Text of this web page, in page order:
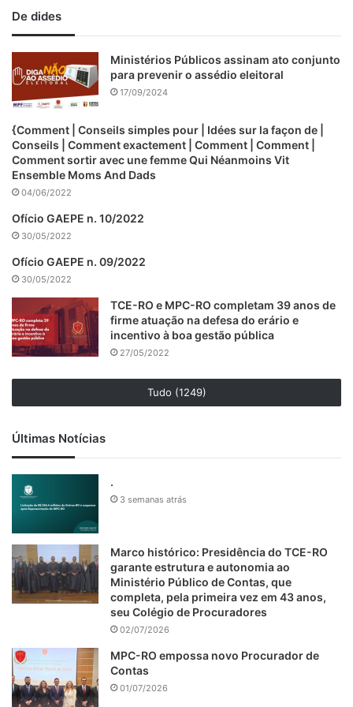
De dides
Ministérios Públicos assinam ato conjunto
para prevenir o assédio eleitoral
17/09/2024
{Comment | Conseils simples pour | Idées sur la façon de |
Conseils | Comment exactement | Comment | Comment |
Comment sortir avec une femme Qui Néanmoins Vit
Ensemble Moms And Dads
04/06/2022
Ofício GAEPE n. 10/2022
30/05/2022
Ofício GAEPE n. 09/2022
30/05/2022
TCE-RO e MPC-RO completam 39 anos de
firme atuação na defesa do erário e
incentivo à boa gestão pública
27/05/2022
Tudo (1249)
Últimas Notícias
.
3 semanas atrás
Marco histórico: Presidência do TCE-RO
garante estrutura e autonomia ao
Ministério Público de Contas, que
completa, pela primeira vez em 43 anos,
seu Colégio de Procuradores
02/07/2026
MPC-RO empossa novo Procurador de
Contas
01/07/2026